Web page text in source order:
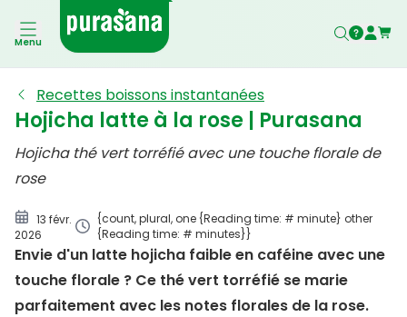
Menu
Recettes boissons instantanées
Hojicha latte à la rose | Purasana
Hojicha thé vert torréfié avec une touche florale de
rose
13 févr.
2026
{count, plural, one {Reading time: # minute} other
{Reading time: # minutes}}
Envie d'un latte hojicha faible en caféine avec une
touche florale ? Ce thé vert torréfié se marie
parfaitement avec les notes florales de la rose.
Ingrédients
Préparation